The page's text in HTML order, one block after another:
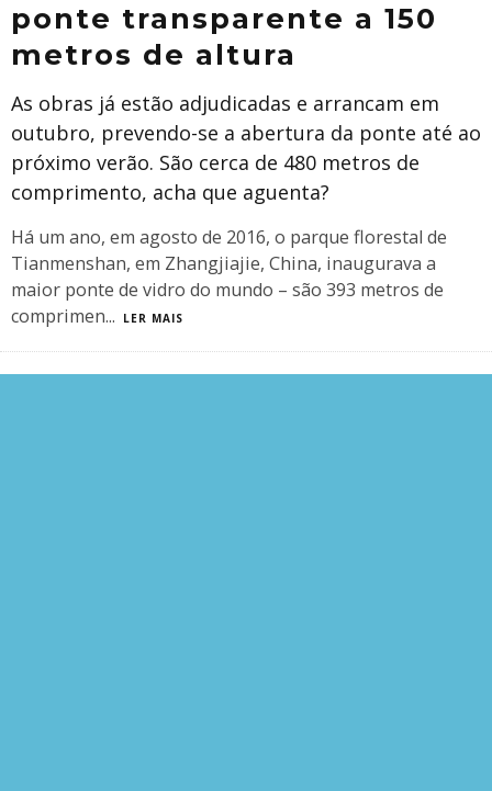
ponte transparente a 150
metros de altura
As obras já estão adjudicadas e arrancam em
outubro, prevendo-se a abertura da ponte até ao
próximo verão. São cerca de 480 metros de
comprimento, acha que aguenta?
Há um ano, em agosto de 2016, o parque florestal de
Tianmenshan, em Zhangjiajie, China, inaugurava a
maior ponte de vidro do mundo – são 393 metros de
comprimen... LER MAIS